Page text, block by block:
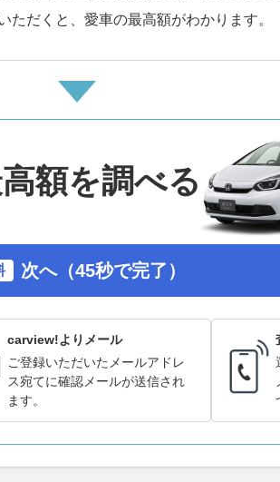
ただくと、愛車の最高額がわかります。
額を調べる
次へ（45秒で完了）
carview!よりメール
ご登録いただいたメールアドレ
ス宛てに確認メールが送信され
ます。